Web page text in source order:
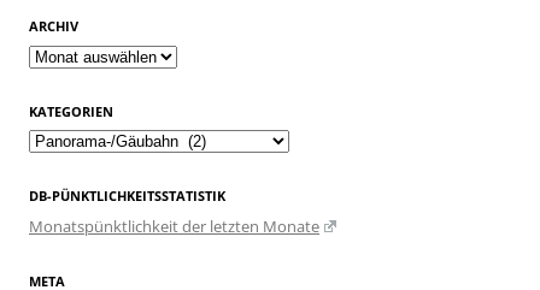
ARCHIV
Archiv
KATEGORIEN
Kategorien
DB-PÜNKTLICHKEITSSTATISTIK
Monatspünktlichkeit der letzten Monate
META